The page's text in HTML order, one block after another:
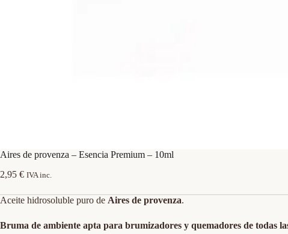
Aires de provenza – Esencia Premium – 10ml
2,95 € IVA inc.
Aceite hidrosoluble puro de Aires de provenza.
Bruma de ambiente apta para brumizadores y quemadores de todas